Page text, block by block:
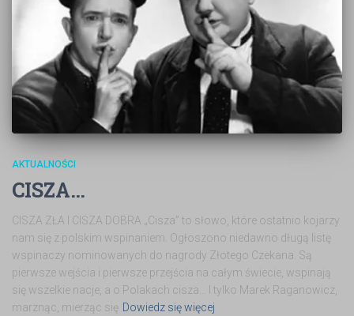
AKTUALNOŚCI
CISZA…
CISZA ZŁA I CISZA DOBRA „Cisza” to słowo, które ostatnio kojarzy
nam się z polskim wspinaniem. Ogłoszono niedawno długą listę
wspinaczy nominowanych do nagrody Złotego Czekana. Są
pierwsze wejścia i pierwsze przejścia na całym świecie, wspinają
się wszelkie nacje, a o Polakach cisza… I tylko Marek Raganowicz,
marznąc, mierząc się Dowiedz się więcej